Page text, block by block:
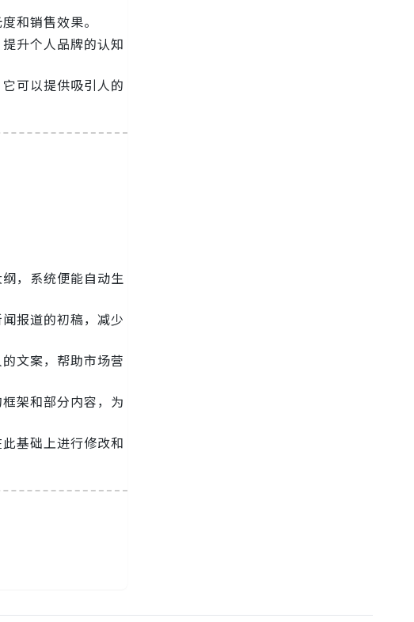
和销售效果。
升个人品牌的认知
可以提供吸引人的
，系统便能自动生
报道的初稿，减少
文案，帮助市场营
架和部分内容，为
基础上进行修改和